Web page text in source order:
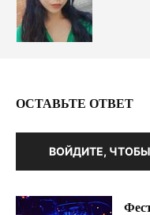
ОСТАВЬТЕ ОТВЕТ
ВОЙДИТЕ,